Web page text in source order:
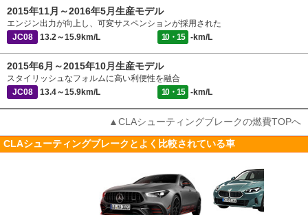
2015年11月～2016年5月生産モデル
エンジン出力が向上し、可変サスペンションが採用された
JC08
13.2～15.9km/L 10・15 -km/L
2015年6月～2015年10月生産モデル
スタイリッシュなフォルムに高い利便性を融合
JC08
13.4～15.9km/L 10・15 -km/L
▲CLAシューティングブレークの燃費TOPへ
CLAシューティングブレークとよく比較されている車